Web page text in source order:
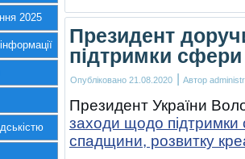
2025
Президент
підтримки
Опубліковано 21.08.2020 | Автор
Президент України
заходи щодо підтримки
спадщини, розвитку